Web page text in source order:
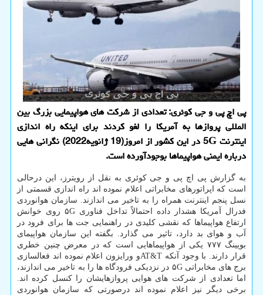
پی اچ پی و جی کوئری: تعدادی از شرکت های هواپیمایی بزرگ بین
المللی پروازها به آمریکا را لغو کردند برای اینکه راه اندازی
اینترنت 5G در این کشور از امروز(19 ژانویه2022) نگرانی هایی
درباره ایمنی هواپیماها بوجودآورده است.
به گزارش پی اچ پی و جی کوئری به نقل از رویترز، این درحالی
است که اپراتورهای مخابراتی اعلام نموده اند راه اندازی قسمتی از
نسل پنجم اینترنت همراه را به تاخیر می اندازند. سازمان هوانوردی
فدرال آمریکا هشدار داده احتمالاً تداخل فناوری ۵G روی خوانش
ارتفاع هواپیماها که نقشی کلیدی در راهنمایی جت ها برای فرود در
آب و هوای بد دارد، تاثیر می گذارد. بگفته این سازمان هواپیمای
بویینگ ۷۷۷ یکی از هواپیماهایی است که در معرض چنین خطری
قرار دارند. با وجود آنکه AT&Tو ورایزون اعلام نموده اند فعالسازی
برج های مخابراتی ۵G در نزدیکی فرودگاه ها را به تاخیر می اندازند،
اما تعدادی از شرکت های هوایی پروازهایشان را کنسل کرده اند.
برخی دیگر نیز اعلام نموده اند درصورتی که سازمان هوانوردی